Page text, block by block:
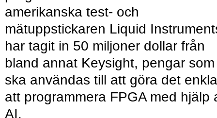
amerikanska test- och
mätuppstickaren Liquid
har tagit in 50 miljoner dollar från
bland annat Keysight, pengar som
ska användas till att göra det
att programmera FPGA med hjälp
AI.